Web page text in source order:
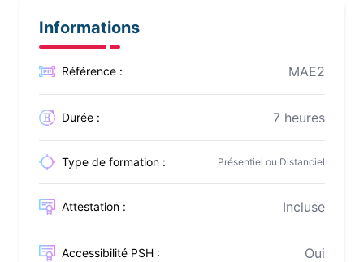
Informations
Référence : MAE2
Durée : 7 heures
Type de formation : Présentiel ou Distanciel
Attestation : Incluse
Accessibilité PSH : Oui